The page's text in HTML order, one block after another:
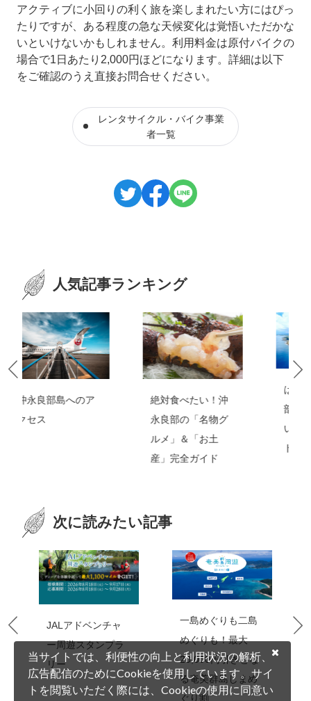
アクティブに小回りの利く旅を楽しまれたい方にはぴっ
たりですが、ある程度の急な天候変化は覚悟いただかな
いといけないかもしれません。利用料金は原付バイクの
場合で1日あたり2,000円ほどになります。詳細は以下
をご確認のうえ直接お問合せください。
レンタサイクル・バイク事業
者一覧
人気記事ランキング
絶対食べたい！沖
次に読みたい記事
一島めぐりも二島
めぐりも！最大
20,000円引きとな
る奄美群島しまめ
ぐり割
南の島のコーヒー
農園
当サイトでは、利便性の向上と利用状況の解析、
広告配信のためにCookieを使用しています。サイ
トを閲覧いただく際には、Cookieの使用に同意い